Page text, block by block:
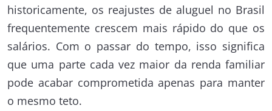
historicamente, os reajustes de aluguel no Brasil
frequentemente crescem mais rápido do que os
salários. Com o passar do tempo, isso significa
que uma parte cada vez maior da renda familiar
pode acabar comprometida apenas para manter
o mesmo teto.